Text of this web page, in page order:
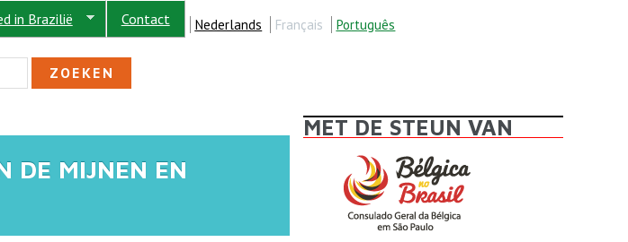
in Brazilië Contact Nederlands Français Português
DE MIJNEN EN
MET DE STEUN VAN